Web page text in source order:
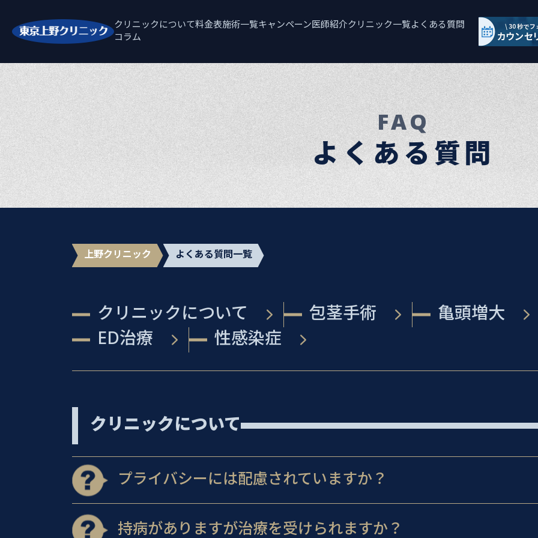
クリニックについて料金表施術一覧キャンペーン医師紹介クリニック一覧よくある質問
コラム
FAQ
よくある質問
上野クリニック よくある質問一覧
クリニックについて 包茎手術
亀頭増大
ED治療
性感染症
クリニックについて
プライバシーには配慮されていますか？
持病がありますが治療を受けられますか？